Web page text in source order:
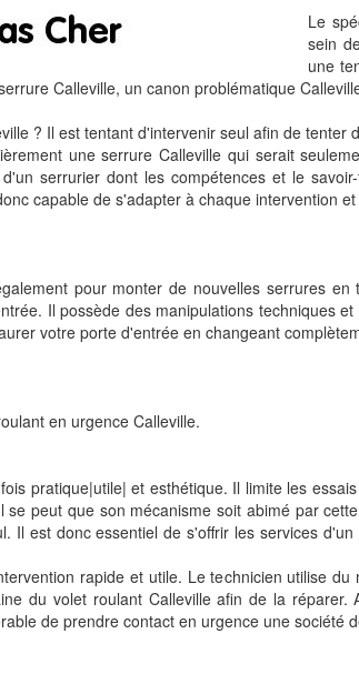
Le
sein
une
Calleville, un canon problématique
? Il est tentant d'intervenir seul afin de
une serrure Calleville qui serait
serrurier dont les compétences et le
capable de s'adapter à chaque intervention
pour monter de nouvelles serrures
Il possède des manipulations techniques
votre porte d'entrée en changeant
en urgence Calleville.
pratique|utile| et esthétique. Il limite les
peut que son mécanisme soit abimé par
Il est donc essentiel de s'offrir les services
rapide et utile. Le technicien utilise
du volet roulant Calleville afin de la
de prendre contact en urgence une société